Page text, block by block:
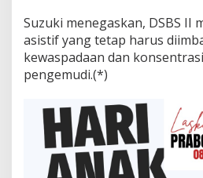
Suzuki menegaskan, DSBS II
asistif yang tetap harus
kewaspadaan dan
pengemudi.(*)